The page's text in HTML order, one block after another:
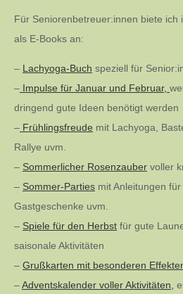
Für Seniorenbetreuer:innen biete ich
als E-Books an:
– Lachyoga-Buch speziell für
– Impulse für Januar und Februar,
dringend gute Ideen benötigt werden
– Frühlingsfreude mit Lachyoga,
Rallye uvm.
– Sommerlicher Rosenzauber voller
– Sommer-Parties mit Anleitungen
Gastgeschenke uvm.
– Spiele für den Herbst für gute
saisonale Aktivitäten
– Grußkarten mit besonderen
–Adventskalender voller Aktivitäten,